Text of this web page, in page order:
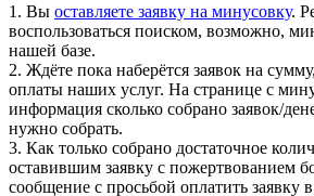
1. Вы оставляете заявку на минусовку.
воспользоваться поиском, возможно,
нашей базе.
2. Ждёте пока наберётся заявок на
оплаты наших услуг. На странице с
информация сколько собрано заявок/
нужно собрать.
3. Как только собрано достаточное
оставившим заявку с пожертвованием
сообщение с просьбой оплатить заявку